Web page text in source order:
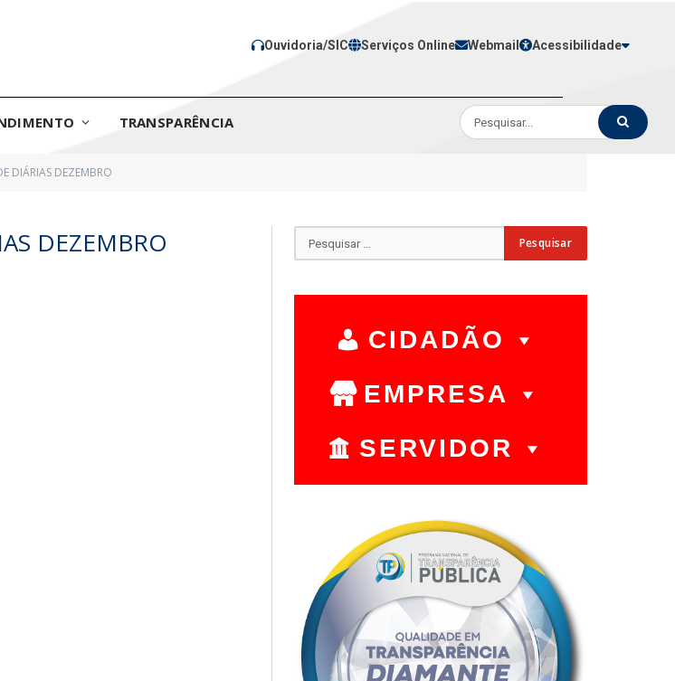
Ouvidoria/SIC Serviços Online Webmail Acessibilidade
TRANSPARÊNCIA
DIÁRIAS DEZEMBRO
DEZEMBRO
CIDADÃO
EMPRESA
SERVIDOR